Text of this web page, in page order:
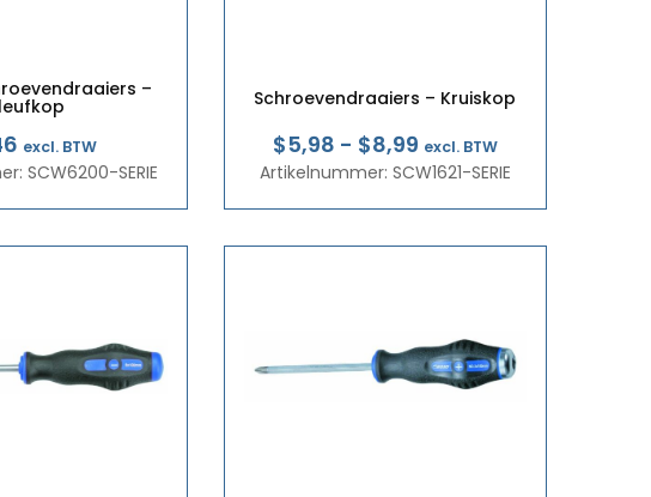
–
excl. BTW
SCW6200-SERIE
Schroevendraaiers – Kruiskop
$5,98 - $8,99Prijsklasse:
€5,18
tot
€7,79
excl. BTW
Artikelnummer: SCW1621-SERIE